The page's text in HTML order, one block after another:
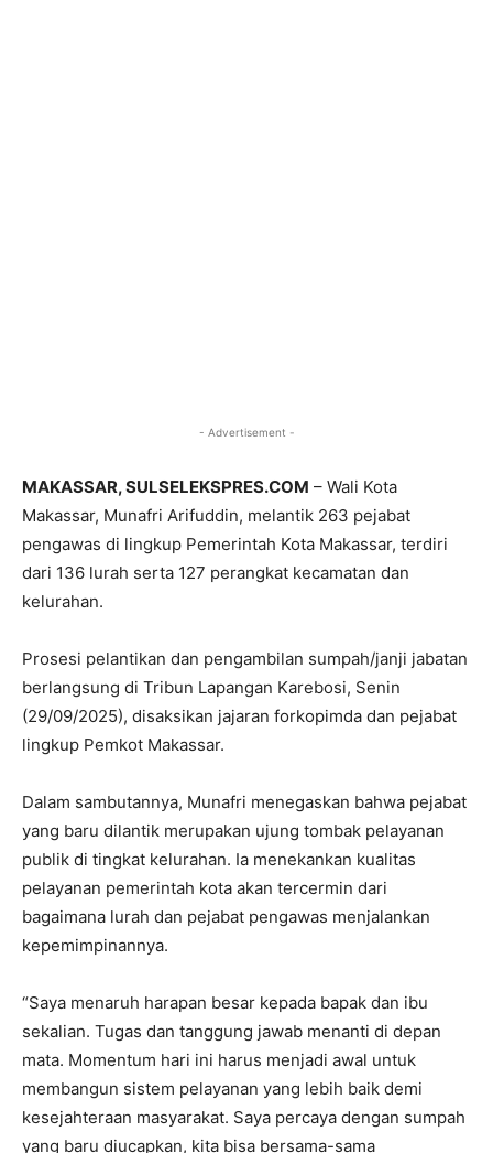
- Advertisement -
MAKASSAR, SULSELEKSPRES.COM – Wali Kota
Makassar, Munafri Arifuddin, melantik 263 pejabat
pengawas di lingkup Pemerintah Kota Makassar, terdiri
dari 136 lurah serta 127 perangkat kecamatan dan
kelurahan.
Prosesi pelantikan dan pengambilan sumpah/janji jabatan
berlangsung di Tribun Lapangan Karebosi, Senin
(29/09/2025), disaksikan jajaran forkopimda dan pejabat
lingkup Pemkot Makassar.
Dalam sambutannya, Munafri menegaskan bahwa pejabat
yang baru dilantik merupakan ujung tombak pelayanan
publik di tingkat kelurahan. Ia menekankan kualitas
pelayanan pemerintah kota akan tercermin dari
bagaimana lurah dan pejabat pengawas menjalankan
kepemimpinannya.
“Saya menaruh harapan besar kepada bapak dan ibu
sekalian. Tugas dan tanggung jawab menanti di depan
mata. Momentum hari ini harus menjadi awal untuk
membangun sistem pelayanan yang lebih baik demi
kesejahteraan masyarakat. Saya percaya dengan sumpah
yang baru diucapkan, kita bisa bersama-sama